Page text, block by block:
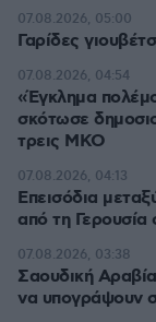
Γαρίδες
07.08.2026, 05:00
«Έγκλημα
σκότωσε
τρεις ΜΚΟ
07.08.2026, 04:54
Επεισόδια
από τη Γερουσία
07.08.2026, 04:13
Σαουδική
να υπογράψουν
07.08.2026, 03:38